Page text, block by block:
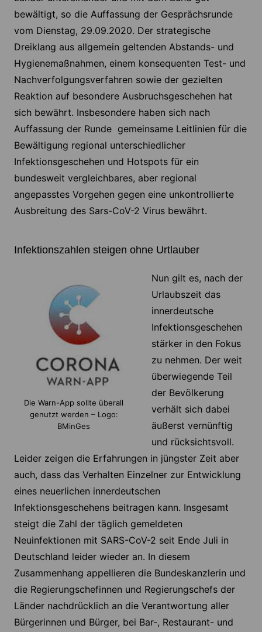
bewältigt, so die Auffassung der Gesprächsrunde
vom Dienstag, 29.09.2020. Der strategische
Dreiklang aus allgemein geltenden Abstands- und
Hygienemaßnahmen, einem konsequenten Test- und
Nachverfolgungsverfahren sowie der gezielten
Reaktion auf besondere Ausbruchsgeschehen hat
sich bewährt. Insbesondere haben sich nach
Auffassung der Runde gemeinsame Leitlinien für die
Bewältigung regional unterschiedlicher
Infektionsgeschehen und Hotspots für ein
bundesweit vergleichbares, aber regional
angepasstes Vorgehen gegen eine unkontrollierte
Ausbreitung des Sars-CoV-2 Virus bewährt.
Infektionszahlen steigen ohne Urtlauber
Die Warn-App sollte überall
genutzt werden – Logo:
BMinGes
Nun gilt es, nach der
Urlaubszeit das
innerdeutsche
Infektionsgeschehen
stärker in den Fokus
zu nehmen. Der weit
überwiegende Teil
der Bevölkerung
verhält sich dabei
äußerst vernünftig
und rücksichtsvoll.
Leider zeigen die Erfahrungen in jüngster Zeit aber
auch, dass das Verhalten Einzelner zur Entwicklung
eines neuerlichen innerdeutschen
Infektionsgeschehens beitragen kann. Insgesamt
steigt die Zahl der täglich gemeldeten
Neuinfektionen mit SARS-CoV-2 seit Ende Juli in
Deutschland leider wieder an. In diesem
Zusammenhang appellieren die Bundeskanzlerin und
die Regierungschefinnen und Regierungschefs der
Länder nachdrücklich an die Verantwortung aller
Bürgerinnen und Bürger, bei Bar-, Restaurant- und